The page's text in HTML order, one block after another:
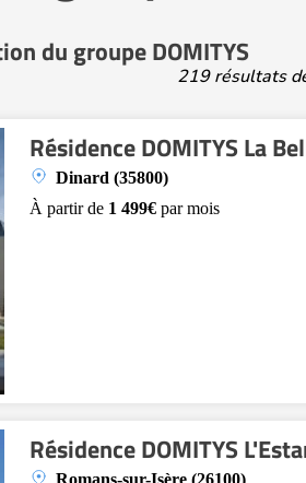
du groupe DOMITYS
219 résultats
Résidence DOMITYS La
Dinard (35800)
À partir de 1 499€ par mois
Résidence DOMITYS
Romans-sur-Isère (26100)